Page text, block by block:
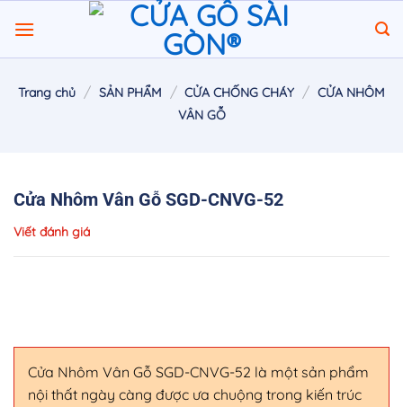
đến
nội
Trang chủ / SẢN PHẨM / CỬA CHỐNG CHÁY / CỬA NHÔM
VÂN GỖ
Cửa Nhôm Vân Gỗ SGD-CNVG-52
Viết đánh giá
Cửa Nhôm Vân Gỗ SGD-CNVG-52 là một sản phẩm
nội thất ngày càng được ưa chuộng trong kiến trúc